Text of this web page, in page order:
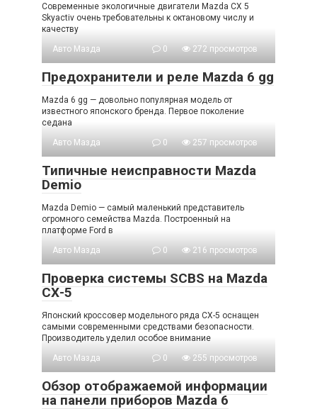
Современные экологичные двигатели Mazda CX 5
Skyactiv очень требовательны к октановому числу и
качеству
Авто Мазда
0 272 просмотров
Предохранители и реле Mazda 6 gg
Mazda 6 gg — довольно популярная модель от
известного японского бренда. Первое поколение
седана
Авто Мазда
0 257 просмотров
Типичные неисправности Mazda
Demio
Mazda Demio — самый маленький представитель
огромного семейства Mazda. Построенный на
платформе Ford в
Авто Мазда
0 216 просмотров
Проверка системы SCBS на Mazda
СХ-5
Японский кроссовер модельного ряда CX-5 оснащен
самыми современными средствами безопасности.
Производитель уделил особое внимание
Авто Мазда
0 255 просмотров
Обзор отображаемой информации
на панели приборов Mazda 6